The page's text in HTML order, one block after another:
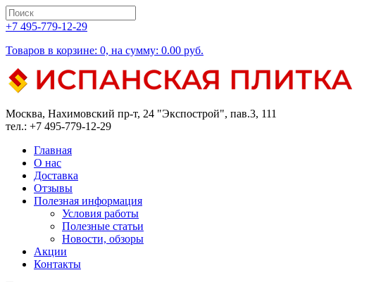
+7 495-779-12-29
Товаров в корзине: 0, на сумму: 0.00 руб.
Москва, Нахимовский пр-т, 24 "Экспострой", пав.3, 111
тел.: +7 495-779-12-29
Главная
О нас
Доставка
Отзывы
Полезная информация
Условия работы
Полезные статьи
Новости, обзоры
Акции
Контакты